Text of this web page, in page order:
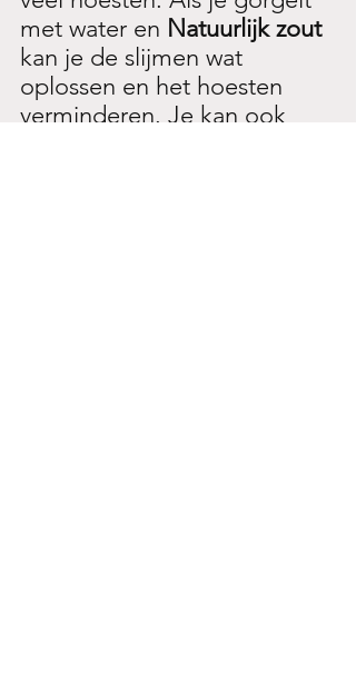
met water en Natuurlijk zout
kan je de slijmen wat
oplossen en het hoesten
verminderen. Je kan ook